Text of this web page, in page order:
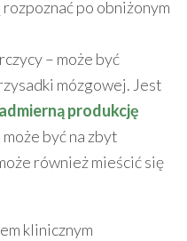
po obniżonym
– może być
mózgowej. Jest
produkcję
być na zbyt
również mieścić się
klinicznym